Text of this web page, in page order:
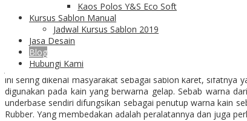
Kaos Polos Y&S Eco Soft
Kursus Sablon Manual
Jadwal Kursus Sablon 2019
Jasa Desain
Blog
Hubungi Kami
Sablon Rubber adalah salah satu tipe sablon yang
perawatan yang berbeda dari kaos biasanya. Biasanya
Rubber ini akan melar dengan sendirinya ketika kaos
Jika menggunakan jenis sablon biasa pada kain melar,
ini sering dikenal masyarakat sebagai sablon karet, sifatnya
digunakan pada kain yang berwarna gelap. Sebab warna
underbase sendiri difungsikan sebagai penutup warna kain
Rubber. Yang membedakan adalah peralatannya dan juga